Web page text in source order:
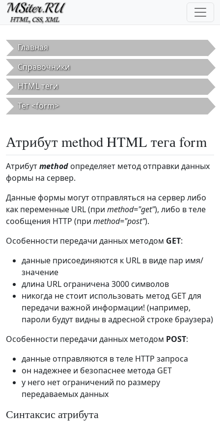
Перейти к основному содержанию
Главная
Справочники
HTML теги
Тег <form>
Атрибут method HTML тега form
Атрибутmethod определяет метод отправки данных
формы на сервер.
Данные формы могут отправляться на сервер либо
как переменные URL (при method="get"), либо в теле
сообщения HTTP (при method="post").
Особенности передачи данных методом GET:
данные присоединяются к URL в виде пар имя/
значение
длина URL ограничена 3000 символов
никогда не стоит использовать метод GET для
передачи важной информации! (например,
пароли будут видны в адресной строке браузера)
Особенности передачи данных методом POST:
данные отправляются в теле HTTP запроса
он надежнее и безопаснее метода GET
у него нет ограничений по размеру
передаваемых данных
Синтаксис атрибута